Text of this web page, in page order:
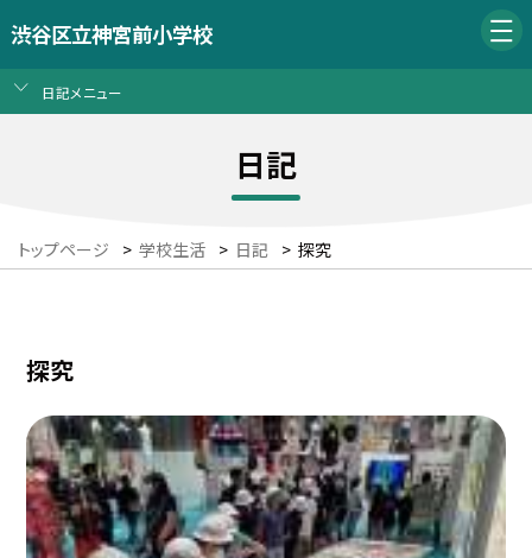
渋谷区立神宮前小学校
日記メニュー
日記
トップページ > 学校生活 > 日記 > 探究
探究